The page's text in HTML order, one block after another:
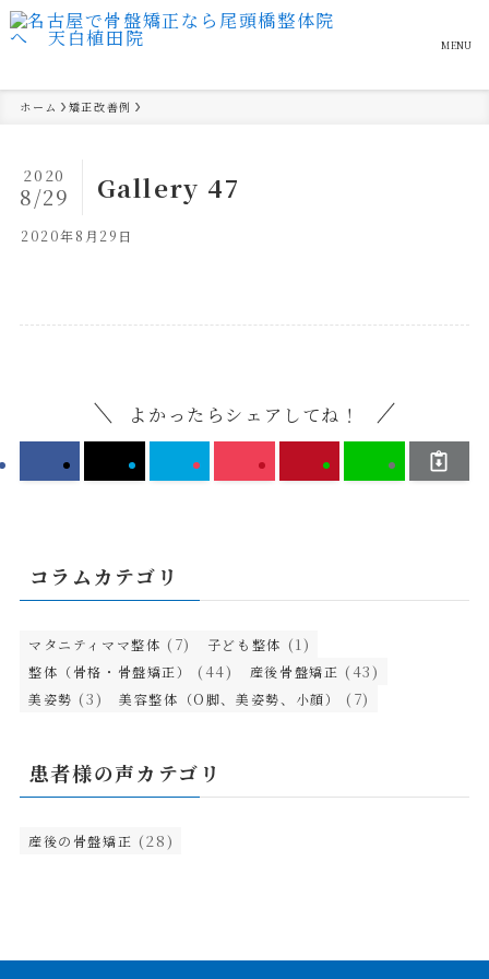
MENU
ホーム 矯正改善例
Gallery 47
2020
8/29
2020年8月29日
よかったらシェアしてね！
コラムカテゴリ
マタニティママ整体 (7) 子ども整体 (1)
整体（骨格・骨盤矯正） (44) 産後骨盤矯正 (43)
美姿勢 (3) 美容整体（O脚、美姿勢、小顔） (7)
患者様の声カテゴリ
産後の骨盤矯正 (28)